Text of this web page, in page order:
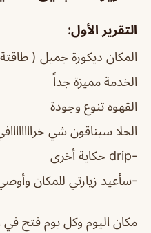
التقرير الأول:
المكان ديكورة جميل ( طاقتة
الخدمة مميزة جداً
القهوه تنوع وجودة
الحلا سيناقون شي
-drip حكاية أخرى
-سأعيد زيارتي للمكان
مكان اليوم وكل يوم فتح